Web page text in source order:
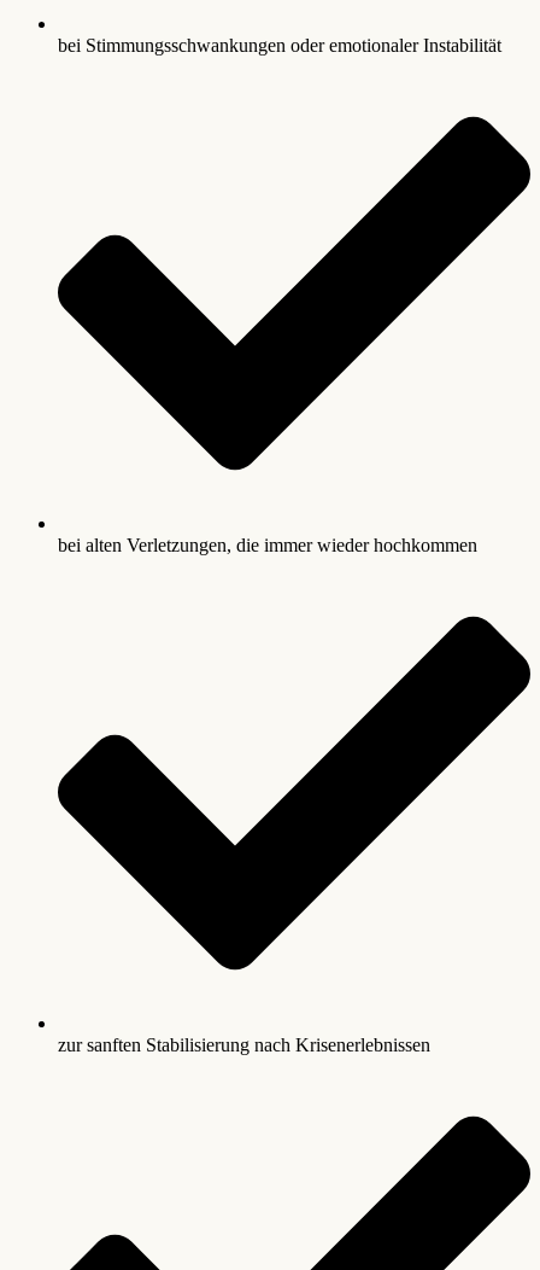
bei Stimmungsschwankungen oder emotionaler Instabilität
bei alten Verletzungen, die immer wieder hochkommen
zur sanften Stabilisierung nach Krisenerlebnissen